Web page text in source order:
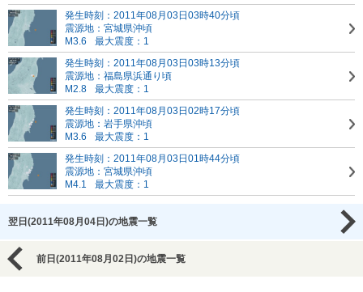
発生時刻：2011年08月03日03時40分頃
震源地：宮城県沖頃
M3.6
最大震度：1
発生時刻：2011年08月03日03時13分頃
震源地：福島県浜通り頃
M2.8
最大震度：1
発生時刻：2011年08月03日02時17分頃
震源地：岩手県沖頃
M3.6
最大震度：1
発生時刻：2011年08月03日01時44分頃
震源地：宮城県沖頃
M4.1
最大震度：1
翌日(2011年08月04日)の地震一覧
前日(2011年08月02日)の地震一覧